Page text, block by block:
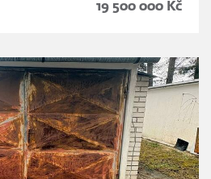
19 500 000 Kč